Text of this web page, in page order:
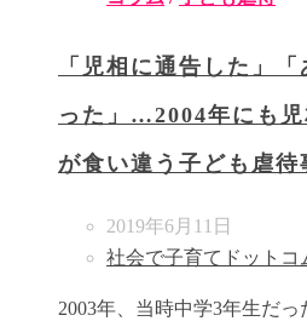
「児相に通告した」
った」…2004年にも
が食い違う子ども虐待
2019年6月11日
社会で子育てドットコ
2003年、当時中学3年生だ